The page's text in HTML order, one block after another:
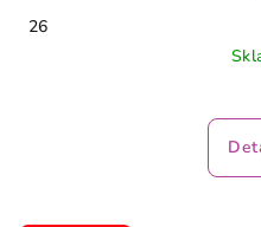
26